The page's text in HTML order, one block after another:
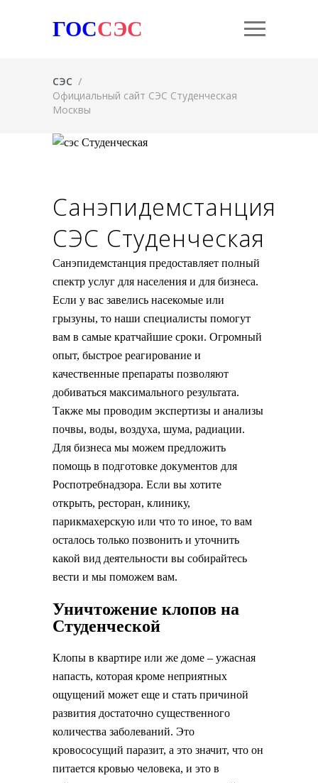
ГОССЭС
СЭС /
Официальный сайт СЭС Студенческая
Москвы
Санэпидемстанция
СЭС Студенческая
Санэпидемстанция предоставляет полный
спектр услуг для населения и для бизнеса.
Если у вас завелись насекомые или
грызуны, то наши специалисты помогут
вам в самые кратчайшие сроки. Огромный
опыт, быстрое реагирование и
качественные препараты позволяют
добиваться максимального результата.
Также мы проводим экспертизы и анализы
почвы, воды, воздуха, шума, радиации.
Для бизнеса мы можем предложить
помощь в подготовке документов для
Роспотребнадзора. Если вы хотите
открыть, ресторан, клинику,
парикмахерскую или что то иное, то вам
осталось только позвонить и уточнить
какой вид деятельности вы собирайтесь
вести и мы поможем вам.
Уничтожение клопов на
Студенческой
Клопы в квартире или же доме – ужасная
напасть, которая кроме неприятных
ощущений может еще и стать причиной
развития достаточно существенного
количества заболеваний. Это
кровососущий паразит, а это значит, что он
питается кровью человека, и это в